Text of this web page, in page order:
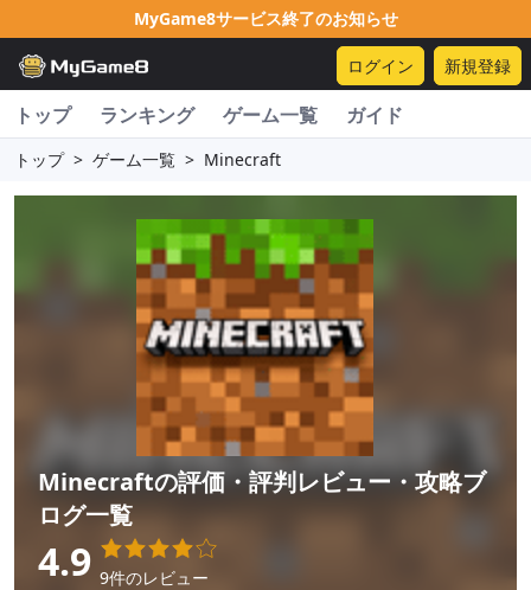
MyGame8サービス終了のお知らせ
ログイン 新規登録
トップ ランキング ゲーム一覧 ガイド
トップ > ゲーム一覧 > Minecraft
Minecraftの評価・評判レビュー・攻略ブ
ログ一覧
4.9 9件のレビュー